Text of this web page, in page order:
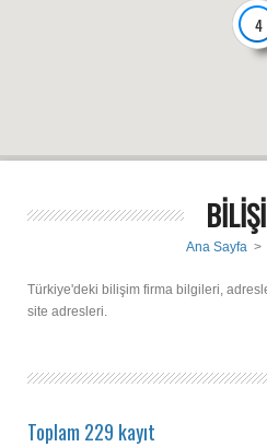
4
Ana Sayfa >
Türkiye'deki bilişim firma bilgileri,
site adresleri.
Toplam 229 kayıt